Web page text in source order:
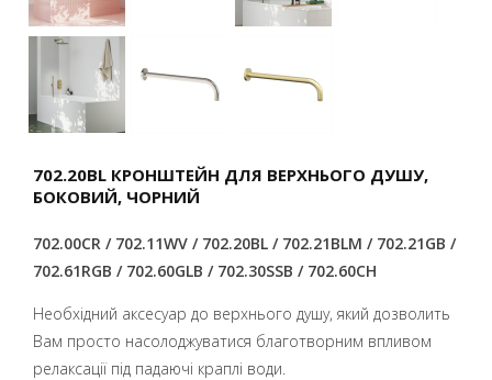
702.20BL КРОНШТЕЙН ДЛЯ ВЕРХНЬОГО ДУШУ,
БОКОВИЙ, ЧОРНИЙ
702.00CR / 702.11WV / 702.20BL / 702.21BLM / 702.21GB /
702.61RGB / 702.60GLB / 702.30SSB / 702.60CH
Необхідний аксесуар до верхнього душу, який дозволить
Вам просто насолоджуватися благотворним впливом
релаксації під падаючі краплі води.